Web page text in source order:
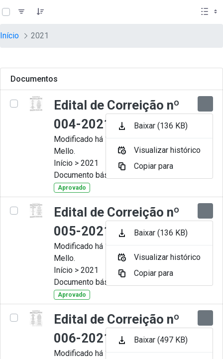
Pular para o Conteúdo principal
teste descricao
Início 2021
Documentos
Edital de Correição nº
004-2021
Modificado há 11 Meses por Artur
Mello.
Início > 2021
Documento básico
Aprovado
Edital de Correição nº
005-2021
Modificado há 11 Meses por Artur
Mello.
Início > 2021
Documento básico
Aprovado
Edital de Correição nº
006-2021
Modificado há 11 Meses por Artur
Baixar (136 KB)
Visualizar histórico
Copiar para
Baixar (136 KB)
Visualizar histórico
Copiar para
Baixar (497 KB)